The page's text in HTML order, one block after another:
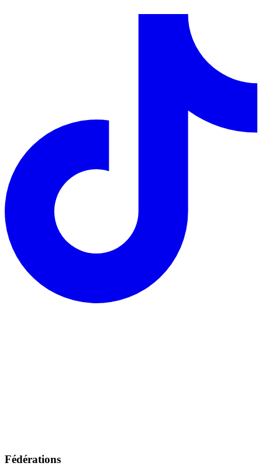
Fédérations